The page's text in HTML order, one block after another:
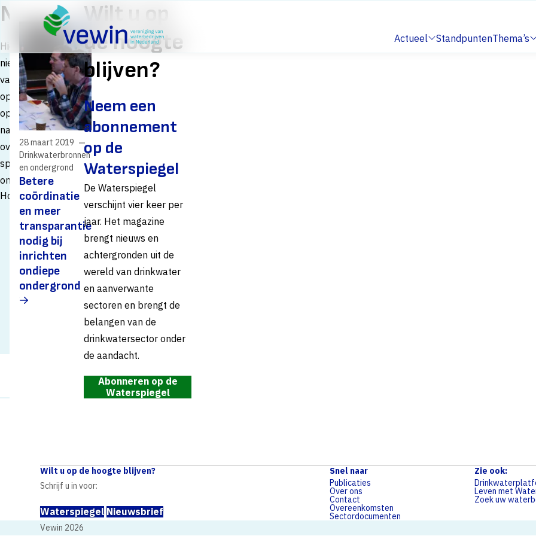
Direct naar contentTerug naar de startpagina
Submenu:
Actueel Standpunten
Submenu:
Thema’s
Nieuws
Hier vindt u de
nieuwsberichten
van Vewin. Filter
op thema als u
op zoek bent
naar nieuws
over een
specifiek
onderwerp.
Home
Nieuws
Betere
coördinatie
en meer
transparantie
nodig bij
inrichten
ondiepe
ondergrond
28 maart 2019
Drinkwaterbronnen
en ondergrond
Wilt u op
de hoogte
blijven?
Neem een
abonnement
op de
Waterspiegel
De Waterspiegel
verschijnt vier keer per
jaar. Het magazine
brengt nieuws en
achtergronden uit de
wereld van drinkwater
en aanverwante
sectoren en brengt de
belangen van de
drinkwatersector onder
de aandacht.
Abonneren op de
Waterspiegel
Wilt u op de hoogte blijven?
Schrijf u in voor:
Waterspiegel Nieuwsbrief
Snel naar
Publicaties
Over ons
Contact
Overeenkomsten
Sectordocumenten
Zie ook:
Leven met
Zoek uw
Vewin 2026